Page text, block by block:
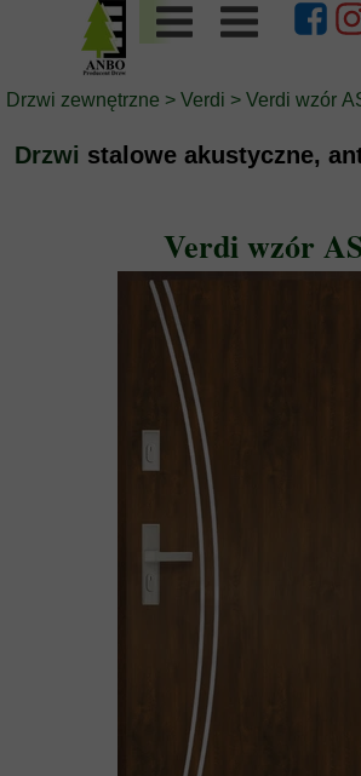
Drzwi zewnętrzne > Verdi > Verdi wzór
Drzwi stalowe akustyczne,
Verdi wzór